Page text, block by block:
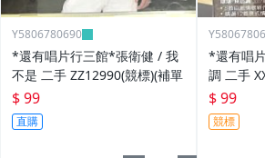
Y5806780690
*還有唱片行三館*張衛健 / 我
不是 二手 ZZ12990(競標)(補單
$ 99
直購
*還有唱
調
$ 99
競標